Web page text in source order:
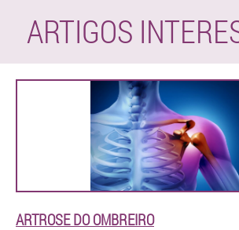
ARTIGOS
ARTROSE DO OMBREIRO